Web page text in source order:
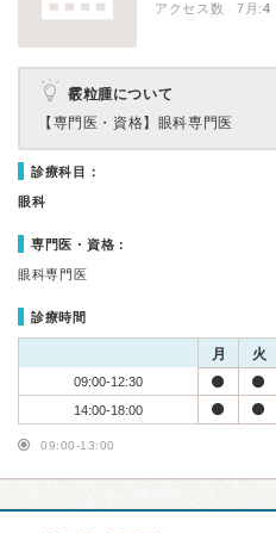
アクセス数 7月:4
霰粒腫について
【専門医・資格】 眼科専門医
診療科目：
眼科
専門医・資格：
眼科専門医
診療時間
月 火
09:00-12:30
14:00-18:00
09:00-13:00